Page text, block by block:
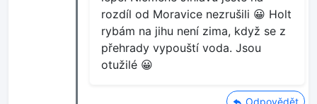
rozdíl od Moravice nezrušili 😀 Holt
rybám na jihu není zima, když se z
přehrady vypouští voda. Jsou
otužilé 😀
Odpovědět